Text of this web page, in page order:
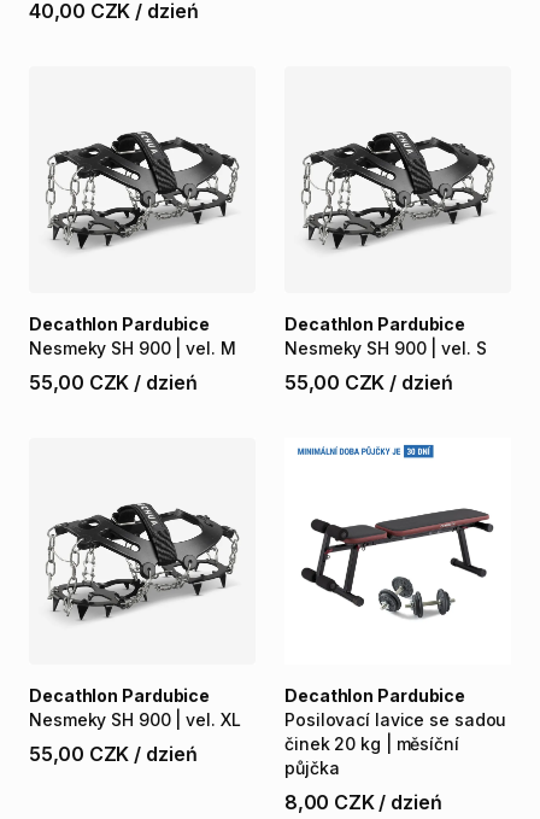
40,00 CZK / dzień
Nesmeky SH 900 vel. M
Decathlon Pardubice
55,00 CZK / dzień
Nesmeky SH 900 vel. S
Decathlon Pardubice
55,00 CZK / dzień
Nesmeky SH 900 vel. XL
Decathlon Pardubice
55,00 CZK / dzień
Posilovací lavice se sadou
činek 20 kg
měsíční
půjčka
Decathlon Pardubice
8,00 CZK / dzień